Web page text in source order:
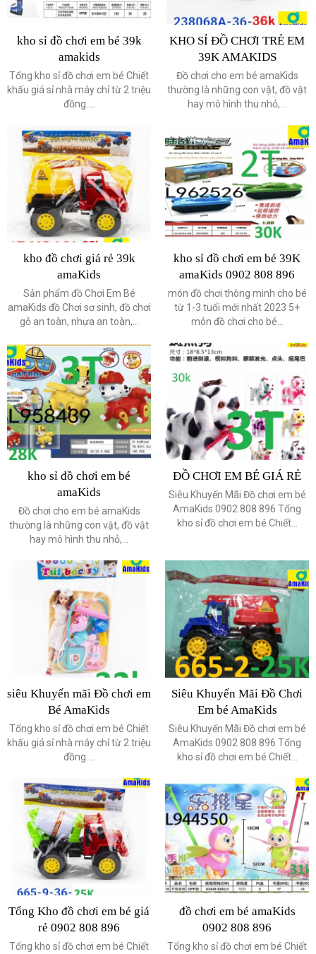
kho sỉ đồ chơi em bé 39k
amakids
Tổng kho sỉ đồ chơi em bé Chiết
khấu giá sỉ nhà máy chỉ từ 2 triệu
đồng....
KHO SỈ ĐỒ CHƠI TRẺ EM
39K AMAKIDS
Đồ chơi cho em bé amaKids
thường là những con vật, đồ vật
hay mô hình thu nhỏ,...
kho đồ chơi giá rẻ 39k
amaKids
Sản phẩm đồ Chơi Em Bé
amaKids đồ Chơi sơ sinh, đồ chơi
gỗ an toàn, nhựa an toàn,...
kho sỉ đồ chơi em bé 39K
amaKids 0902 808 896
món đồ chơi thông minh cho bé
từ 1-3 tuổi mới nhất 2023 5+
món đồ chơi cho bé...
kho sỉ đồ chơi em bé
amaKids
Đồ chơi cho em bé amaKids
thường là những con vật, đồ vật
hay mô hình thu nhỏ,...
ĐỒ CHƠI EM BÉ GIÁ RẺ
Siêu Khuyến Mãi Đồ chơi em bé
AmaKids 0902 808 896 Tổng
kho sỉ đồ chơi em bé Chiết...
siêu Khuyến mãi Đồ chơi em
Bé AmaKids
Tổng kho sỉ đồ chơi em bé Chiết
khấu giá sỉ nhà máy chỉ từ 2 triệu
đồng....
Siêu Khuyến Mãi Đồ Chơi
Em bé AmaKids
Siêu Khuyến Mãi Đồ chơi em bé
AmaKids 0902 808 896 Tổng
kho sỉ đồ chơi em bé Chiết...
Tổng Kho đồ chơi em bé giá
rẻ 0902 808 896
Tổng kho sỉ đồ chơi em bé Chiết
đồ chơi em bé amaKids
0902 808 896
Tổng kho sỉ đồ chơi em bé Chiết